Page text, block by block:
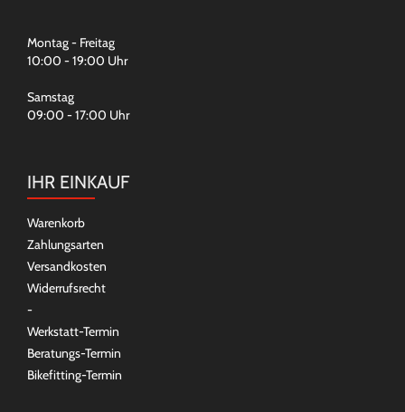
Montag - Freitag
10:00 - 19:00 Uhr
Samstag
09:00 - 17:00 Uhr
IHR EINKAUF
Warenkorb
Zahlungsarten
Versandkosten
Widerrufsrecht
-
Werkstatt-Termin
Beratungs-Termin
Bikefitting-Termin